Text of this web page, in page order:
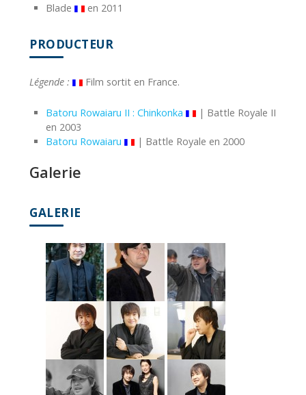
Blade en 2011
PRODUCTEUR
Légende : Film sortit en France.
Batoru Rowaiaru II : Chinkonka
| Battle Royale II
en 2003
Batoru Rowaiaru
| Battle Royale en 2000
Galerie
GALERIE